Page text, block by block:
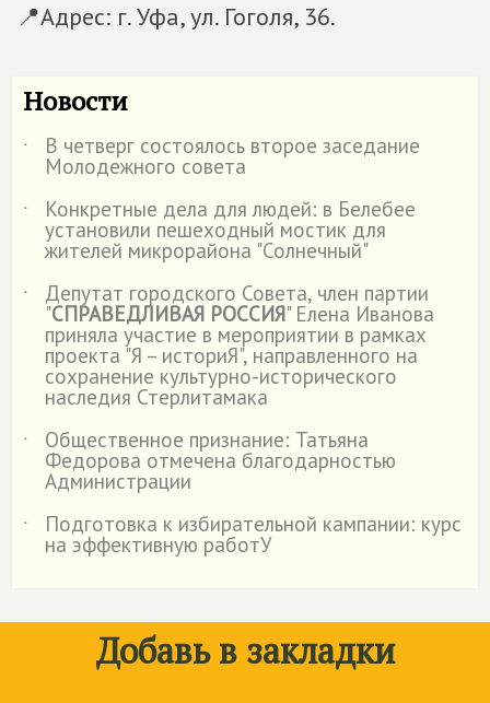
📍Адрес: г. Уфа, ул. Гоголя, 36.
Новости
˙ В четверг состоялось второе заседание
Молодежного совета
˙
Конкретные дела для людей: в Белебее
установили пешеходный мостик для
жителей микрорайона "Солнечный"
˙
Депутат городского Совета, член партии
"СПРАВЕДЛИВАЯ РОССИЯ" Елена Иванова
приняла участие в мероприятии в рамках
проекта "Я – историЯ", направленного на
сохранение культурно-исторического
наследия Стерлитамака
˙
Общественное признание: Татьяна
Федорова отмечена благодарностью
Администрации
˙
Подготовка к избирательной кампании: курс
на эффективную работУ
Добавь в закладки